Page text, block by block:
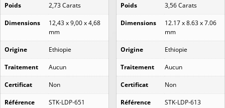
Poids 2,73 Carats
Dimensions
12,43 x 9,00 x 4,68
mm
Origine Ethiopie
Traitement Aucun
Certificat Non
Référence STK-LDP-651
Poids 3,56 Carats
Dimensions
12.17 x 8.63 x 7.06
mm
Origine Ethiopie
Traitement Aucun
Certificat Non
Référence STK-LDP-613